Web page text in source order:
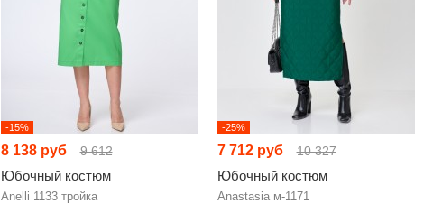
-15%
8 138 руб 9 612
Юбочный костюм
Anelli 1133 тройка
-25%
7 712 руб 10 327
Юбочный костюм
Anastasia м-1171